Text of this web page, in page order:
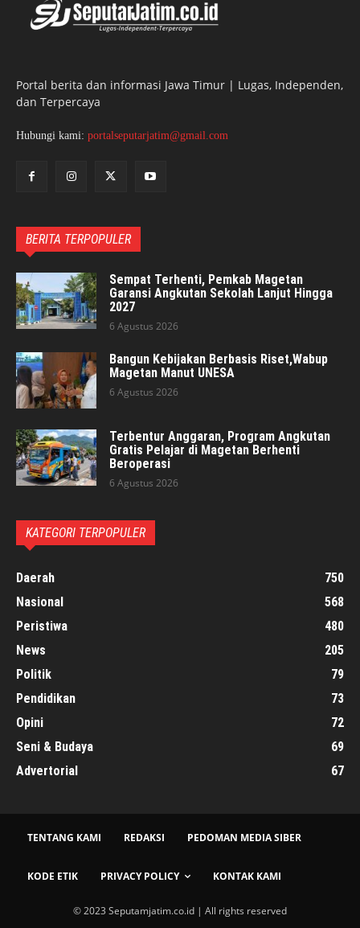
Portal berita dan informasi Jawa Timur | Lugas, Independen,
dan Terpercaya
Hubungi kami: portalseputarjatim@gmail.com
BERITA TERPOPULER
Sempat Terhenti, Pemkab Magetan
Garansi Angkutan Sekolah Lanjut Hingga
2027
6 Agustus 2026
Bangun Kebijakan Berbasis Riset,Wabup
Magetan Manut UNESA
6 Agustus 2026
Terbentur Anggaran, Program Angkutan
Gratis Pelajar di Magetan Berhenti
Beroperasi
6 Agustus 2026
KATEGORI TERPOPULER
Daerah
750
Nasional
568
Peristiwa
480
News
205
Politik
79
Pendidikan
73
Opini
72
Seni & Budaya
69
Advertorial
67
TENTANG KAMI REDAKSI PEDOMAN MEDIA SIBER
KODE ETIK PRIVACY POLICY KONTAK KAMI
© 2023 Seputamjatim.co.id | All rights reserved